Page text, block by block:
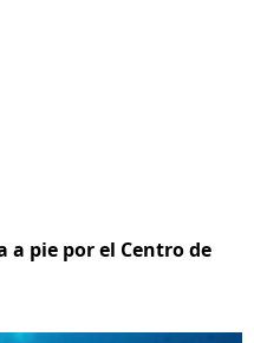
a pie por el Centro de